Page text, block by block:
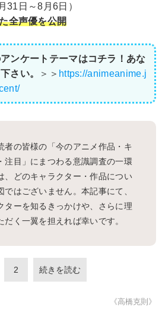
31日～8月6日）
全声優を公開
ンケートテーマはコチラ！あな
さい。
＞＞ https://animeanime.j
の皆様の「今のアニメ作品・キ
注目」にまつわる意識調査の一環
、どのキャラクター・作品につい
はございません。本記事にて、
ターを知るきっかけや、さらに理
く一翼を担えれば幸いです。
2 続きを読む
《高橋克則》